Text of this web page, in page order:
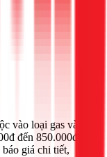
vào loại gas và
đến 850.000đ.
giá chi tiết,